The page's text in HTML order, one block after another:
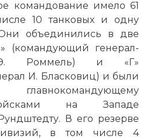
командование имело 61
10 танковых и одну
объединились в две
(командующий генерал-
Э. Роммель) и «Г»
И. Бласковиц) и были
на Западе
В его резерве
в том числе 4